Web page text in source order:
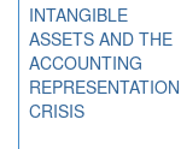
INTANGIBLE
ASSETS AND THE
ACCOUNTING
REPRESENTATION
CRISIS